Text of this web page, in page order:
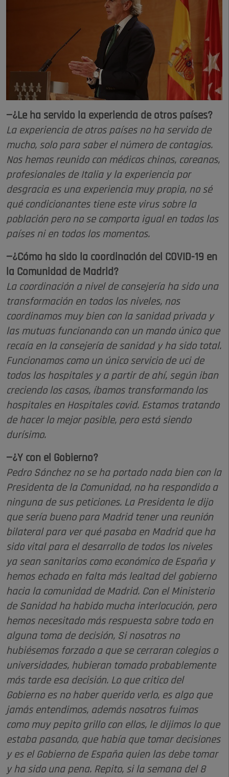
—¿Le ha servido la experiencia de otros países?
La experiencia de otros países no ha servido de
mucho, solo para saber el número de contagios.
Nos hemos reunido con médicos chinos, coreanos,
profesionales de Italia y la experiencia por
desgracia es una experiencia muy propia, no sé
qué condicionantes tiene este virus sobre la
población pero no se comporta igual en todos los
países ni en todos los momentos.
—¿Cómo ha sido la coordinación del COVID-19 en
la Comunidad de Madrid?
La coordinación a nivel de consejería ha sido una
transformación en todos los niveles, nos
coordinamos muy bien con la sanidad privada y
las mutuas funcionando con un mando único que
recaía en la consejería de sanidad y ha sido total.
Funcionamos como un único servicio de uci de
todos los hospitales y a partir de ahí, según iban
creciendo los casos, íbamos transformando los
hospitales en Hospitales covid. Estamos tratando
de hacer lo mejor posible, pero está siendo
durísimo.
—¿Y con el Gobierno?
Pedro Sánchez no se ha portado nada bien con la
Presidenta de la Comunidad, no ha respondido a
ninguna de sus peticiones. La Presidenta le dijo
que sería bueno para Madrid tener una reunión
bilateral para ver qué pasaba en Madrid que ha
sido vital para el desarrollo de todos los niveles
ya sean sanitarios como económico de España y
hemos echado en falta más lealtad del gobierno
hacia la comunidad de Madrid. Con el Ministerio
de Sanidad ha habido mucha interlocución, pero
hemos necesitado más respuesta sobre todo en
alguna toma de decisión, Si nosotros no
hubiésemos forzado a que se cerraran colegios o
universidades, hubieran tomado probablemente
más tarde esa decisión. Lo que critico del
Gobierno es no haber querido verlo, es algo que
jamás entendimos, además nosotros fuimos
como muy pepito grillo con ellos, le dijimos lo que
estaba pasando, que había que tomar decisiones
y es el Gobierno de España quien las debe tomar
y ha sido una pena. Repito, si la semana del 8